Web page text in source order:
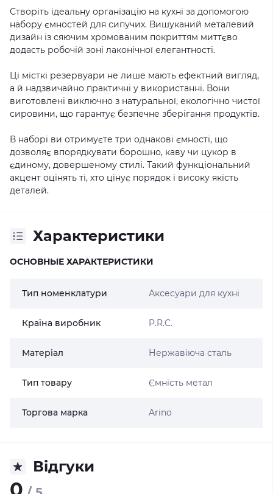
Створіть ідеальну організацію на кухні за допомогою
набору ємностей для сипучих. Вишуканий металевий
дизайн із сяючим хромованим покриттям миттєво
додасть робочій зоні лаконічної елегантності.
Ці місткі резервуари не лише мають ефектний вигляд,
а й надзвичайно практичні у використанні. Вони
виготовлені виключно з натуральної, екологічно чистої
сировини, що гарантує безпечне зберігання продуктів.
В наборі ви отримуєте три однакові ємності, що
дозволяє впорядкувати борошно, каву чи цукор в
єдиному, довершеному стилі. Такий функціональний
акцент оцінять ті, хто цінує порядок і високу якість
деталей.
Характеристики
ОСНОВНЫЕ ХАРАКТЕРИСТИКИ
Тип номенклатури Аксесуари для кухні
Країна виробник P.R.C.
Матеріал Нержавіюча сталь
Тип товару Ємність метал
Торгова марка Arino
Відгуки